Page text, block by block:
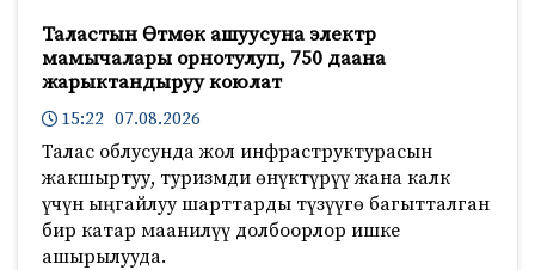
Таластын Өтмөк ашуусуна электр
мамычалары орнотулуп, 750 даана
жарыктандыруу коюлат
15:22 07.08.2026
Талас облусунда жол инфраструктурасын
жакшыртуу, туризмди өнүктүрүү жана калк
үчүн ыңгайлуу шарттарды түзүүгө багытталган
бир катар маанилүү долбоорлор ишке
ашырылууда.